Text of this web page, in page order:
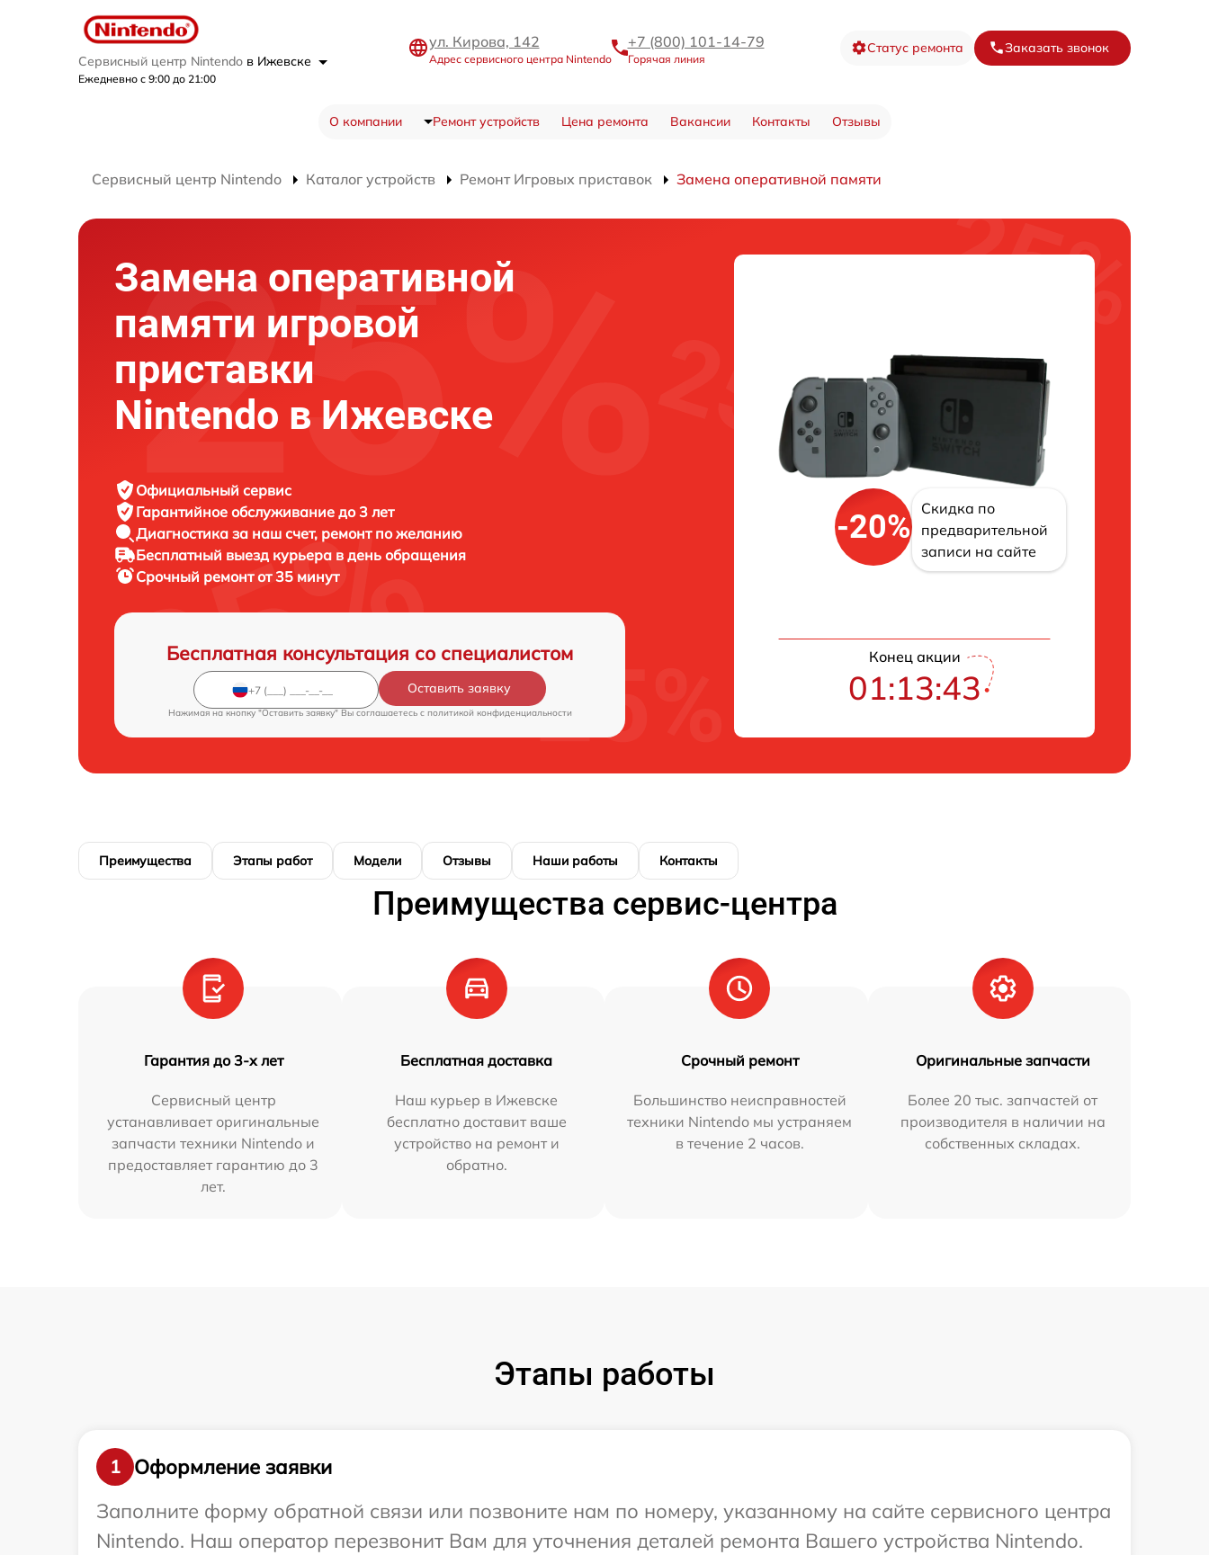
Сервисный центр Nintendo в Ижевске
Ежедневно с 9:00 до 21:00
ул. Кирова, 142
Адрес сервисного центра Nintendo
+7 (800) 101-14-79
Горячая линия
Статус ремонта Заказать звонок
О компании Ремонт устройств Цена ремонта Вакансии Контакты Отзывы
Сервисный центр Nintendo Каталог устройств Ремонт Игровых приставок Замена оперативной памяти
Замена оперативной
памяти игровой
приставки
Nintendo в Ижевске
Официальный сервис
Гарантийное обслуживание до 3 лет
Диагностика за наш счет, ремонт по желанию
Бесплатный выезд курьера в день обращения
Срочный ремонтот 35 минут
Бесплатная консультация со специалистом
Оставить заявку
Нажимая на кнопку "Оставить заявку" Вы соглашаетесь c политикой конфиденциальности
-20%
Скидка по
предварительной
записи на сайте
Конец акции
01:13:42
Преимущества Этапы работ Модели Отзывы Наши работы Контакты
Преимущества сервис-центра
Гарантия до 3-х лет
Сервисный центр
устанавливает оригинальные
запчасти техники Nintendo и
предоставляет гарантию до 3
лет.
Бесплатная доставка
Наш курьер в Ижевске
бесплатно доставит ваше
устройство на ремонт и
обратно.
Срочный ремонт
Большинство неисправностей
техники Nintendo мы устраняем
в течение 2 часов.
Оригинальные запчасти
Более 20 тыс. запчастей от
производителя в наличии на
собственных складах.
Этапы работы
1
Оформление заявки
Заполните форму обратной связи или позвоните нам по номеру, указанному на сайте сервисного центра
Nintendo. Наш оператор перезвонит Вам для уточнения деталей ремонта Вашего устройства Nintendo.